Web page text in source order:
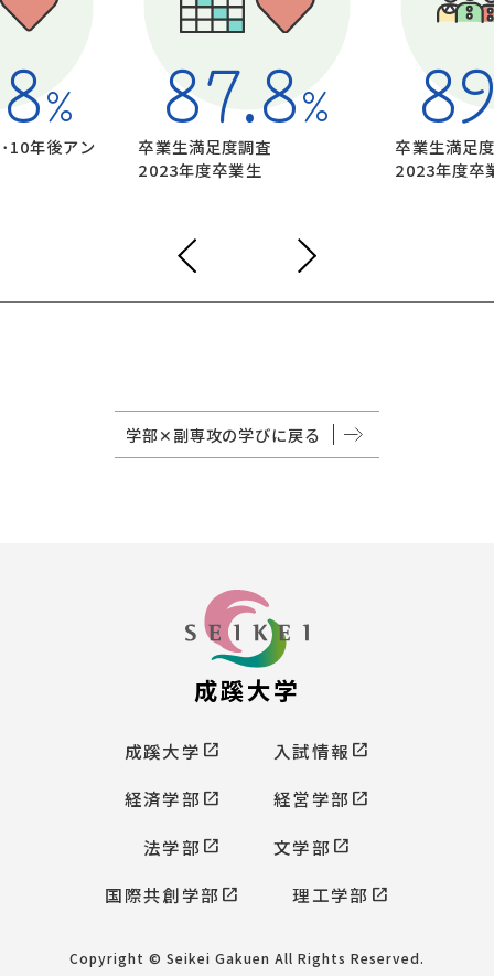
%
10年後アン
87.8%
卒業生満足度調査
2023年度卒業生
卒業生満足
2023年度卒
学部✕副専攻の学びに戻る
成蹊大学
成蹊大学 open_in_new 入試情報 open_in_new
経済学部open_in_new 経営学部open_in_new
法学部open_in_new 文学部open_in_new
国際共創学部open_in_new 理工学部 open_in_new
Copyright © Seikei Gakuen All Rights Reserved.